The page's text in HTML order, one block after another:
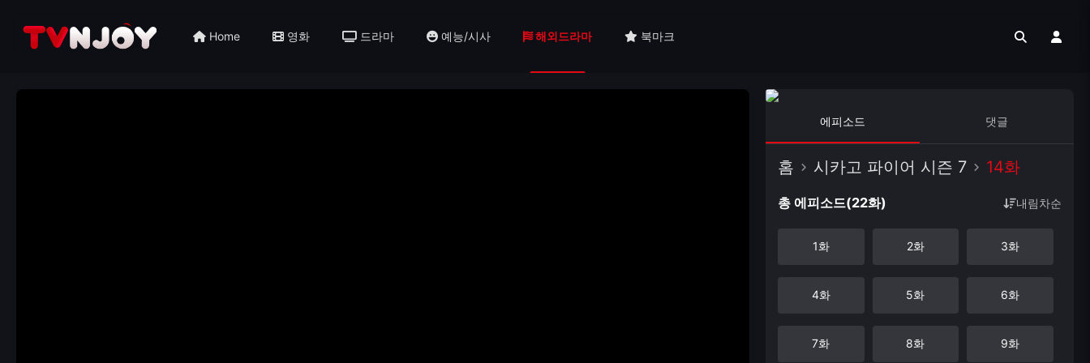
Home 영화 드라마 예능/시사 해외드라마 북마크
에피소드 댓글
홈 시카고 파이어 시즌 7 14화
총 에피소드(22화) 내림차순
1화 2화 3화
4화 5화 6화
7화 8화 9화